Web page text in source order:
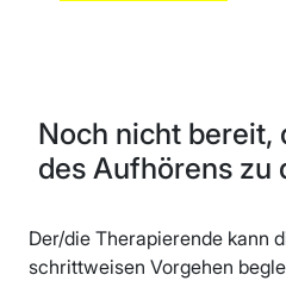
Noch nicht bereit,
des Aufhörens zu
Der/die Therapierende kann
schrittweisen Vorgehen